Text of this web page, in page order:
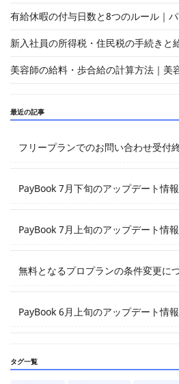
有給休暇の付与日数と8つのルール｜
新入社員の所得税・住民税の手続きと
美容師の給料・歩合給の計算方法｜美
最近の記事
フリープランでのお問い合わせ受付
PayBook 7月下旬のアップデート情報
PayBook 7月上旬のアップデート情報
無料となるプロプランの条件変更に
PayBook 6月上旬のアップデート情報
タグ一覧